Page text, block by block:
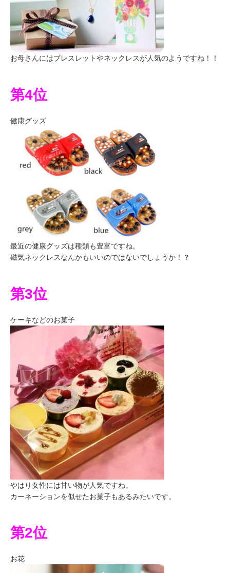
お母さんにはブレスレットやネックレスが人気のようですね！！
第4位
健康グッズ
最近の健康グッズは種類も豊富ですね。
磁気ネックレスなんかもいいのではないでしょうか！？
第3位
ケーキなどのお菓子
やはり女性には甘い物が人気ですね。
カーネーションを似せたお菓子もあるみたいです。
第2位
お花